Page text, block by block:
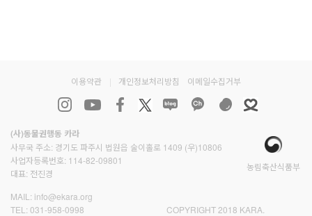
이용약관 개인정보처리방침 이메일수집거부
(사)동물권행동 카라
사무국 주소: 경기도 파주시 법원읍 술이홀로 1409 (우)10806
사업자등록번호: 114-82-09801
대표: 전진경
농림축산식품부
MAIL: info@ekara.org
TEL: 031-958-0998 COPYRIGHT 2018 KARA.